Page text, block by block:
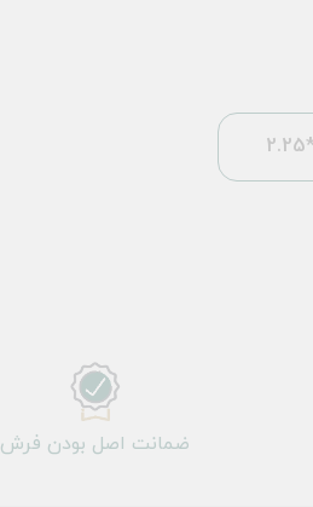
ضمانت اصل بودن فرش